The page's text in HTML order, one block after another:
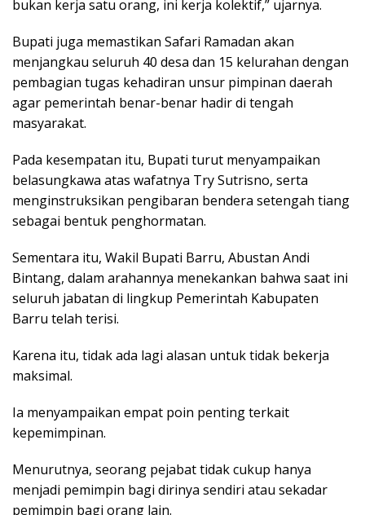
bukan kerja satu orang, ini kerja kolektif,” ujarnya.
Bupati juga memastikan Safari Ramadan akan
menjangkau seluruh 40 desa dan 15 kelurahan dengan
pembagian tugas kehadiran unsur pimpinan daerah
agar pemerintah benar-benar hadir di tengah
masyarakat.
Pada kesempatan itu, Bupati turut menyampaikan
belasungkawa atas wafatnya Try Sutrisno, serta
menginstruksikan pengibaran bendera setengah tiang
sebagai bentuk penghormatan.
Sementara itu, Wakil Bupati Barru, Abustan Andi
Bintang, dalam arahannya menekankan bahwa saat ini
seluruh jabatan di lingkup Pemerintah Kabupaten
Barru telah terisi.
Karena itu, tidak ada lagi alasan untuk tidak bekerja
maksimal.
Ia menyampaikan empat poin penting terkait
kepemimpinan.
Menurutnya, seorang pejabat tidak cukup hanya
menjadi pemimpin bagi dirinya sendiri atau sekadar
pemimpin bagi orang lain.